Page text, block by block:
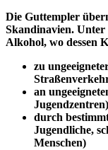
Die Guttempler
Skandinavien.
Alkohol, wo dessen
zu
an
durch
Jugendliche,
Menschen)